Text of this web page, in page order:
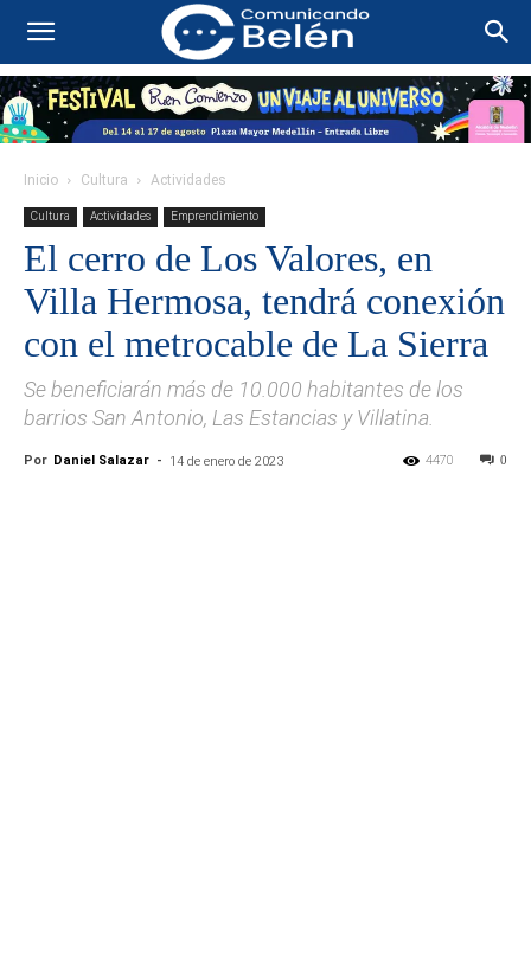
Inicio Cultura Actividades
Cultura Actividades Emprendimiento
El cerro de Los Valores, en
Villa Hermosa, tendrá conexión
con el metrocable de La Sierra
Se beneficiarán más de 10.000 habitantes de los
barrios San Antonio, Las Estancias y Villatina.
Por Daniel Salazar - 14 de enero de 2023 0
4470